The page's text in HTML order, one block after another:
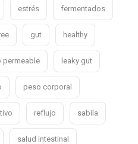
estrés fermentados
gut healthy
permeable leaky gut
peso corporal
reflujo sabila
salud intestinal